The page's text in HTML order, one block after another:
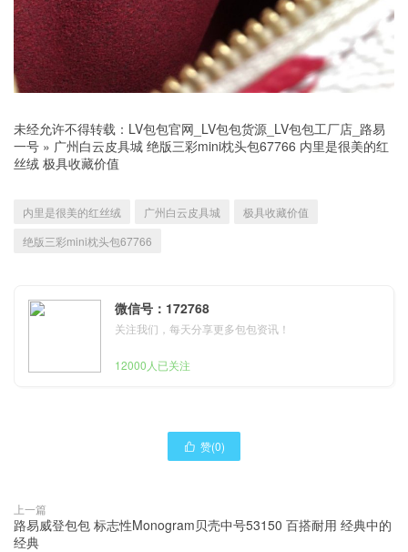
未经允许不得转载： LV包包官网_LV包包货源_LV包包工厂店_路易
一号 » 广州白云皮具城 绝版三彩mini枕头包67766 内里是很美的红
丝绒 极具收藏价值
内里是很美的红丝绒 广州白云皮具城
极具收藏价值
绝版三彩mini枕头包67766
微信号：172768
关注我们，每天分享更多包包资讯！
12000人已关注
 赞(0)
上一篇
路易威登包包 标志性Monogram贝壳中号53150 百搭耐用 经典中的
经典